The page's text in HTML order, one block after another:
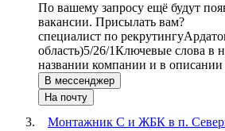
По вашему запросу ещё будут
вакансии. Присылать вам?
специалист по рекрутингу
область)5/26/1Ключевые слова в
названии компании и в описании
В мессенджер
На почту
Монтажник С и ЖБК в п.